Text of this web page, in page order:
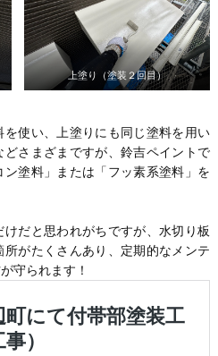
上塗り（塗装２回目）
使い、上塗りにも同じ塗料を用い
どさまざまですが、鈴吉ペイントで
塗料」または「フッ素系塗料」を
だと思われがちですが、水切り板
がたくさんあり、定期的なメンテ
守られます！